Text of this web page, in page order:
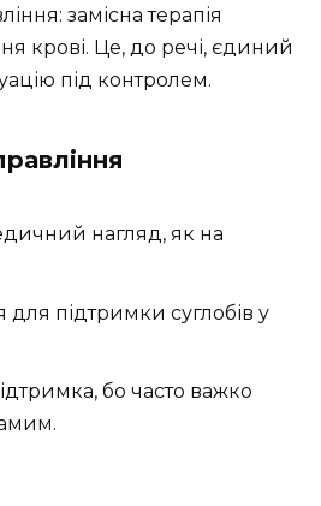
замісна терапія
крові. Це, до речі, єдиний
під контролем.
нагляд, як на
для підтримки суглобів у
бо часто важко